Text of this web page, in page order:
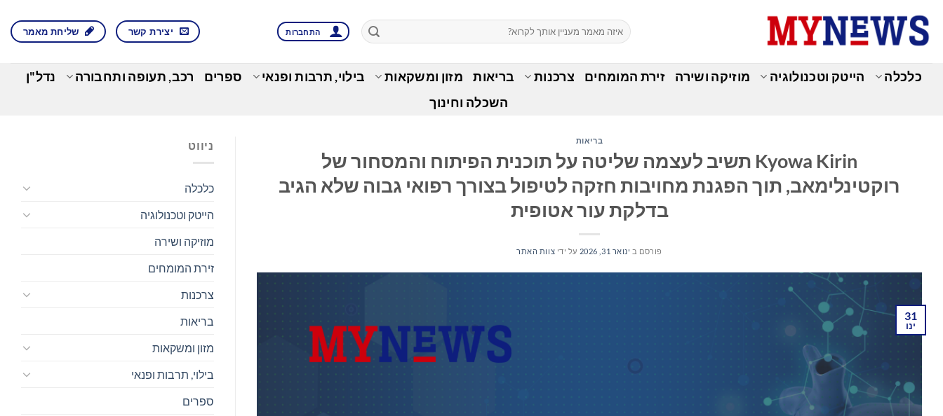
content
התחברות יצירת קשר שליחת מאמר
כלכלה הייטק וטכנולוגיה מוזיקה ושירה זירת המומחים צרכנות בריאות מזון ומשקאות בילוי, תרבות ופנאי ספרים רכב, תעופה ותחבורה
נדל"ן
השכלה וחינוך
בריאות
Kyowa Kirin תשיב לעצמה שליטה על תוכנית הפיתוח והמסחור של
רוקטינלימאב, תוך הפגנת מחויבות חזקה לטיפול בצורך רפואי גבוה שלא הגיב
בדלקת עור אטופית
פורסם ב ינואר 31, 2026 על ידי צוות האתר
31
ינו
ניווט
כלכלה
הייטק וטכנולוגיה
מוזיקה ושירה
זירת המומחים
צרכנות
בריאות
מזון ומשקאות
בילוי, תרבות ופנאי
ספרים